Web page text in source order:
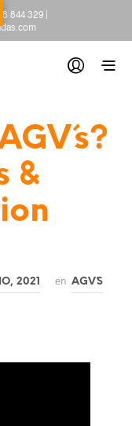
844 329|
&
2021 en AGV´S